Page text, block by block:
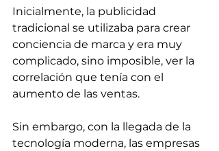
Inicialmente, la publicidad
tradicional se utilizaba para crear
conciencia de marca y era muy
complicado, sino imposible, ver la
correlación que tenía con el
aumento de las ventas.
Sin embargo, con la llegada de la
tecnología moderna, las empresas